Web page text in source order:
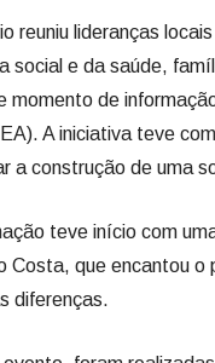
reuniu lideranças
social e da saúde,
momento de
A iniciativa teve
a construção de uma
teve início com
Costa, que encantou o
diferenças.